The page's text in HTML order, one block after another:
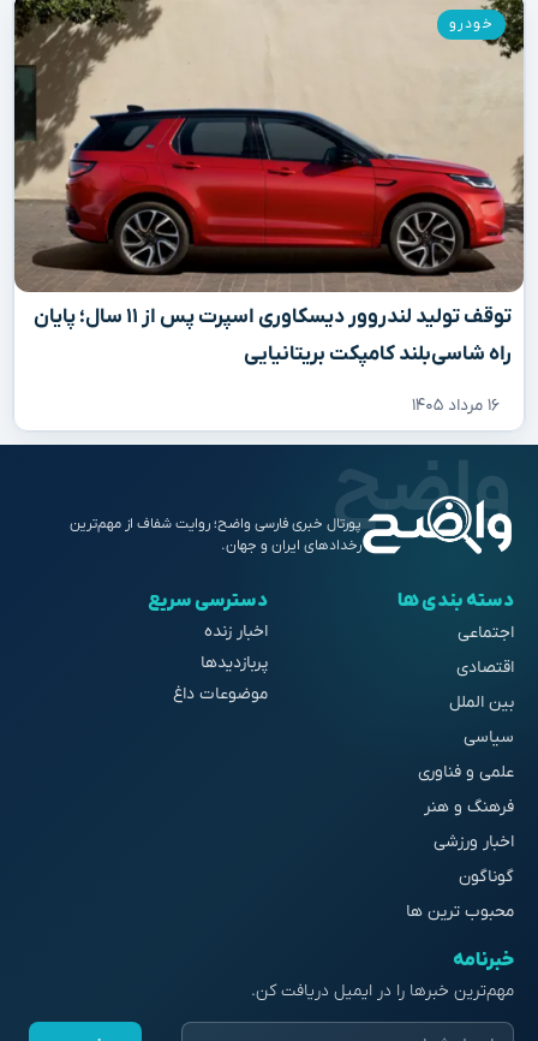
توقف تولید لندروور دیسکاوری اسپرت پس از ۱۱ سال؛ پایان
راه شاسی‌بلند کامپکت بریتانیایی
۱۶ مرداد ۱۴۰۵
خودرو
پورتال خبری فارسی واضح؛ روایت شفاف از مهم‌ترین
رخدادهای ایران و جهان.
دسته بندی ها
اجتماعی
اقتصادی
بین الملل
سیاسی
علمی و فناوری
فرهنگ و هنر
اخبار ورزشی
گوناگون
محبوب ترین ها
دسترسی سریع
اخبار زنده
پربازدیدها
موضوعات داغ
خبرنامه
مهم‌ترین خبرها را در ایمیل دریافت کن.